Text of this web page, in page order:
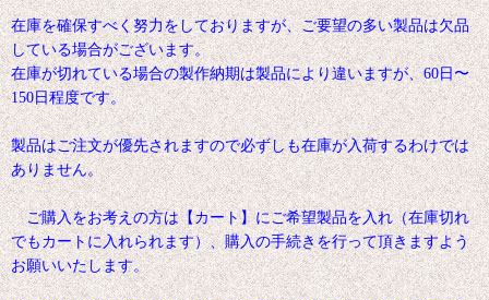
在庫を確保すべく努力をしておりますが、ご要望の多い製品は欠品
している場合がございます。
在庫が切れている場合の製作納期は製品により違いますが、60日〜
150日程度です。
製品はご注文が優先されますので必ずしも在庫が入荷するわけでは
ありません。
ご購入をお考えの方は【カート】にご希望製品を入れ（在庫切れ
でもカートに入れられます）、購入の手続きを行って頂きますよう
お願いいたします。